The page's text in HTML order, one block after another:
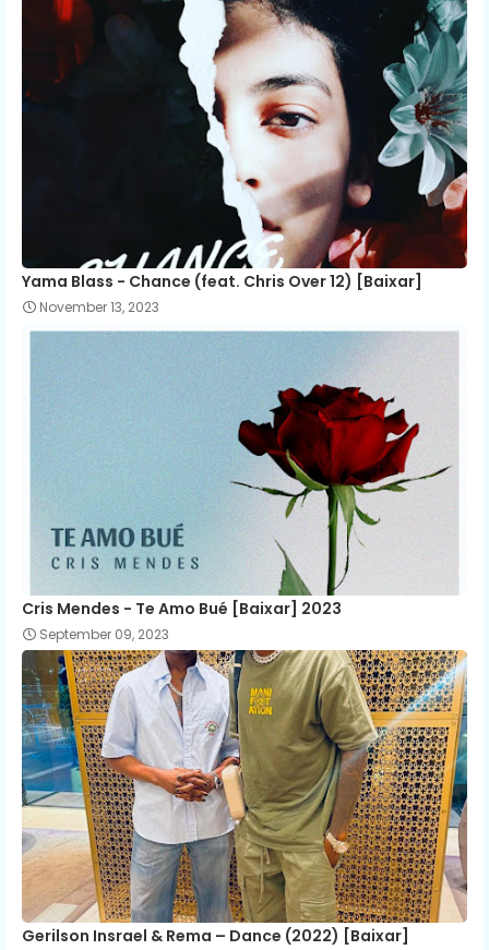
Yama Blass - Chance (feat. Chris Over 12) [Baixar]
November 13, 2023
Cris Mendes - Te Amo Bué [Baixar] 2023
September 09, 2023
Gerilson Insrael & Rema – Dance (2022) [Baixar]